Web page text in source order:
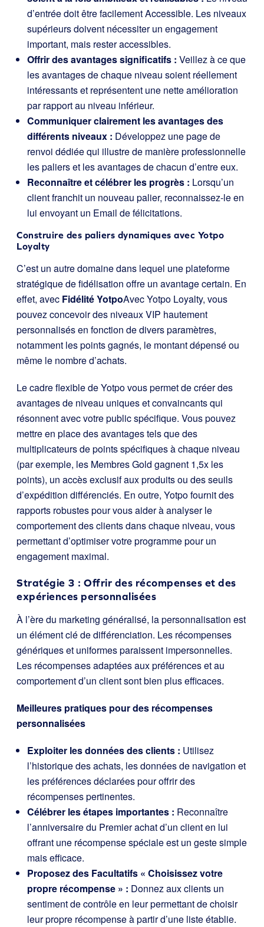
d’entrée doit être facilement Accessible. Les niveaux
supérieurs doivent nécessiter un engagement
important, mais rester accessibles.
Offrir des avantages significatifs : Veillez à ce que
les avantages de chaque niveau soient réellement
intéressants et représentent une nette amélioration
par rapport au niveau inférieur.
Communiquer clairement les avantages des
différents niveaux : Développez une page de
renvoi dédiée qui illustre de manière professionnelle
les paliers et les avantages de chacun d’entre eux.
Reconnaître et célébrer les progrès : Lorsqu’un
client franchit un nouveau palier, reconnaissez-le en
lui envoyant un Email de félicitations.
Construire des paliers dynamiques avec Yotpo
Loyalty
C’est un autre domaine dans lequel une plateforme
stratégique de fidélisation offre un avantage certain. En
effet, avec Fidélité YotpoAvec Yotpo Loyalty, vous
pouvez concevoir des niveaux VIP hautement
personnalisés en fonction de divers paramètres,
notamment les points gagnés, le montant dépensé ou
même le nombre d’achats.
Le cadre flexible de Yotpo vous permet de créer des
avantages de niveau uniques et convaincants qui
résonnent avec votre public spécifique. Vous pouvez
mettre en place des avantages tels que des
multiplicateurs de points spécifiques à chaque niveau
(par exemple, les Membres Gold gagnent 1,5x les
points), un accès exclusif aux produits ou des seuils
d’expédition différenciés. En outre, Yotpo fournit des
rapports robustes pour vous aider à analyser le
comportement des clients dans chaque niveau, vous
permettant d’optimiser votre programme pour un
engagement maximal.
Stratégie 3 : Offrir des récompenses et des
expériences personnalisées
À l’ère du marketing généralisé, la personnalisation est
un élément clé de différenciation. Les récompenses
génériques et uniformes paraissent impersonnelles.
Les récompenses adaptées aux préférences et au
comportement d’un client sont bien plus efficaces.
Meilleures pratiques pour des récompenses
personnalisées
Exploiter les données des clients : Utilisez
l’historique des achats, les données de navigation et
les préférences déclarées pour offrir des
récompenses pertinentes.
Célébrer les étapes importantes : Reconnaître
l’anniversaire du Premier achat d’un client en lui
offrant une récompense spéciale est un geste simple
mais efficace.
Proposez des Facultatifs « Choisissez votre
propre récompense » : Donnez aux clients un
sentiment de contrôle en leur permettant de choisir
leur propre récompense à partir d’une liste établie.